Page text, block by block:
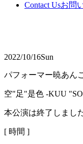
Contact Usお問
2022/10/16Sun
パフォーマー暁あん
空"足"是色 -KUU
本公演は終了しまし
[ 時間 ]